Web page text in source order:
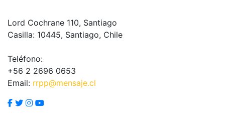
Lord Cochrane 110, Santiago
Casilla: 10445, Santiago, Chile
Teléfono:
+56 2 2696 0653
Email: rrpp@mensaje.cl